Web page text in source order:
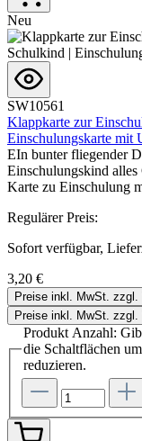
Neu
SW10561
Klappkarte zur
Einschulungskarte mit
EIn bunter fliegender
Einschulungskind alles
Karte zu Einschulung
Regulärer Preis:
Sofort verfügbar,
3,20 €
Preise inkl. MwSt. zzgl.
Preise inkl. MwSt. zzgl.
Produkt Anzahl:
die Schaltflächen
reduzieren.